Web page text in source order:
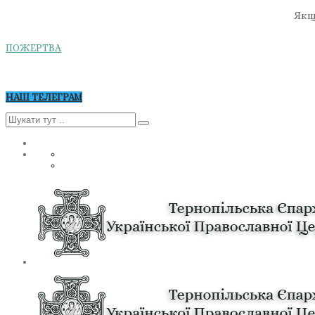
ПОЖЕРТВА
НАШ ТЕЛЕГРАМ